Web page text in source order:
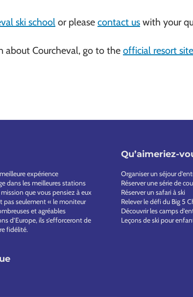
ski school or pleasecontact us with your
about Courcheval, go to theofficial resort site
expérience
dans les meilleures stations
que vous pensiez à eux
pas seulement « le moniteur
et agréables
d’Europe, ils s’efforceront de
fidélité.
Qu’aimeriez-
Organiser un séjour
Réserver une série de
Réserver un safari à ski
Relever le défi du Big 5
Découvrir les camps
Leçons de ski pour